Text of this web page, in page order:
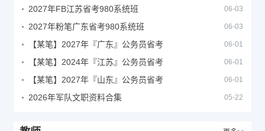
2027年FB江苏省考980系统班 06-03
2027年粉笔广东省考980系统班 06-03
【某笔】2027年『广东』公务员省考 06-01
【某笔】2024年『江苏』公务员省考 06-01
【某笔】2027年『山东』公务员省考 06-01
2026年军队文职资料合集 05-22